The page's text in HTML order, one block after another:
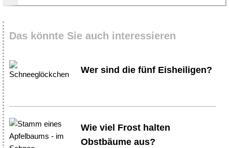
Das könnte Sie auch interessieren
Wer sind die fünf Eisheiligen?
Wie viel Frost halten
Obstbäume aus?